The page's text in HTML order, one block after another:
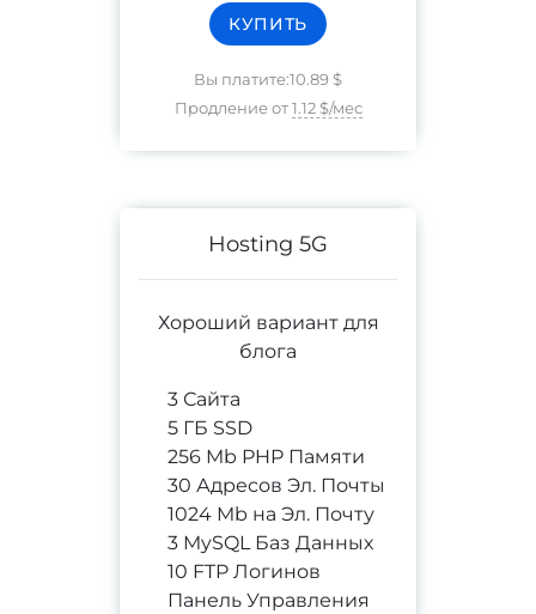
КУПИТЬ
Вы платите:10.89 $
Продление от 1.12 $/мес
Hosting 5G
Хороший вариант для
блога
3 Сайта
5 ГБ SSD
256 Mb PHP Памяти
30 Адресов Эл. Почты
1024 Mb на Эл. Почту
3 MySQL Баз Данных
10 FTP Логинов
Панель Управления